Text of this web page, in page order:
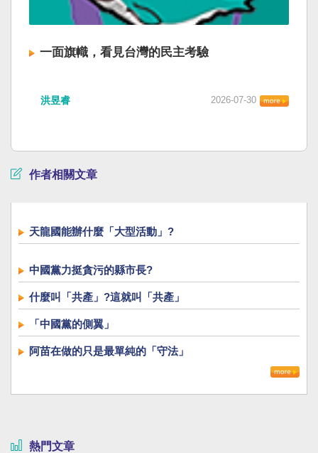
一面旗幟，看見台灣的民主考驗
洪昱睿 2026-07-30
作者相關文章
天龍國能辦什麼「大型活動」?
中國黨力挺貪污的縣市長?
什麼叫「共產」?這就叫「共產」
「中國黨的側翼」
阿苗在做的只是最單純的「守法」
熱門文章